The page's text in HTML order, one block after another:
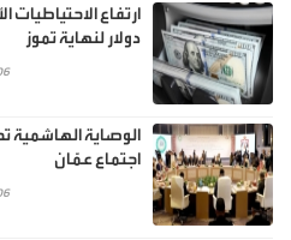
دولار لنهاية تموز
الوصاية
اجتماع عمّان